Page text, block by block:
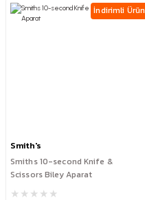
İndirimli Ürün
Smith's
Smiths 10-second Knife &
Scissors Biley Aparat